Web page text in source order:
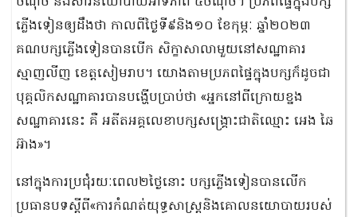
ភ្លើងទៀនឲ្យដឹងថា កាលពីថ្ងៃទី៩និង១០ ខែកុម្ភៈ ឆ្នាំ២០២៣
គណបក្សភ្លើងទៀនបានបើក សិក្ខាសាលាមួយនៅសណ្ឋាគារ
ស្មាញលីញ ខេត្តសៀមរាប។ យោងតាមប្រភពផ្ទៃក្នុងបក្សក៏ដូចជា
បុគ្គលិកសណ្ឋាគារបានបង្ហើបប្រាប់ថា «អ្នកនៅពីក្រោយខ្នង
សណ្ឋាគារនេះ គឺ អតីតអគ្គលេខាបក្សសង្គ្រោះជាតិឈ្មោះ អេង ឆៃ
អ៊ាង»។
នៅក្នុងការប្រជុំរយៈពេល២ថ្ងៃនោះ បក្សភ្លើងទៀនបានលើក
ប្រធានបទស្តីពី«ការកំណត់យុទ្ធសាស្ត្រនិងគោលនយោបាយរបស់